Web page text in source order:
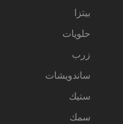
بيتزا
حلويات
زرب
ساندويشات
ستيك
سمك